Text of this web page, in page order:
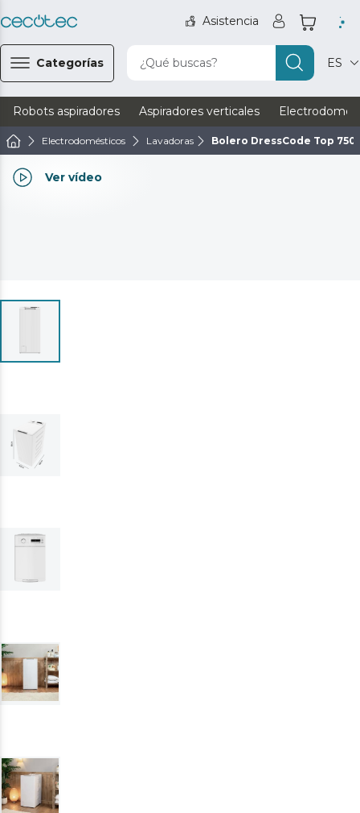
Asistencia
Categorías ¿Qué buscas? ES
Robots aspiradores Aspiradores verticales
Electrodomésticos Lavadoras Bolero DressCode Top
Ver vídeo